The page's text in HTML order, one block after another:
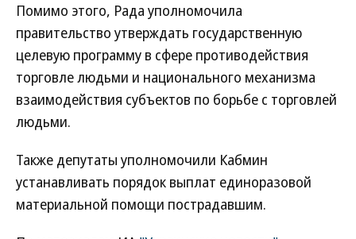
Помимо этого, Рада уполномочила
правительство утверждать государственную
целевую программу в сфере противодействия
торговле людьми и национального механизма
взаимодействия субъектов по борьбе с торговлей
людьми.
Также депутаты уполномочили Кабмин
устанавливать порядок выплат единоразовой
материальной помощи пострадавшим.